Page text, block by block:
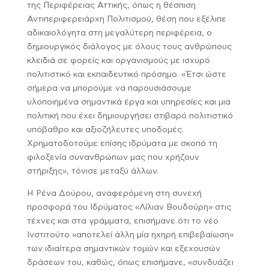
της Περιφέρειας Αττικής, όπως η θέσπιση
Αντιπεριφερειάρχη Πολιτισμού, θέση που εξέλιπε
αδικαιολόγητα στη μεγαλύτερη περιφέρεια, ο
δημιουργικός διάλογος με όλους τους ανθρώπους
κλειδιά σε φορείς και οργανισμούς με ισχυρό
πολιτιστικό και εκπαιδευτικό πρόσημο. «Έτσι ώστε
σήμερα να μπορούμε να παρουσιάσουμε
υλοποιημένα σημαντικά έργα και υπηρεσίες και μια
πολιτική που έχει δημιουργήσει στιβαρό πολιτιστικό
υπόβαθρο και αξιοζήλευτες υποδομές.
Χρηματοδοτούμε επίσης ιδρύματα με σκοπό τη
φιλοξενία συνανθρώπων μας που χρήζουν
στήριξης», τόνισε μεταξύ άλλων.
Η Ρένα Δούρου, αναφερόμενη στη συνεχή
προσφορά του Ιδρύματος «Λίλιαν Βουδούρη» στις
τέχνες και στα γράμματα, επισήμανε ότι το νέο
Ινστιτούτο «αποτελεί άλλη μία ηχηρή επιβεβαίωση»
των ιδιαίτερα σημαντικών τομών και εξεχουσών
δράσεων του, καθώς, όπως επισήμανε, «συνδυάζει